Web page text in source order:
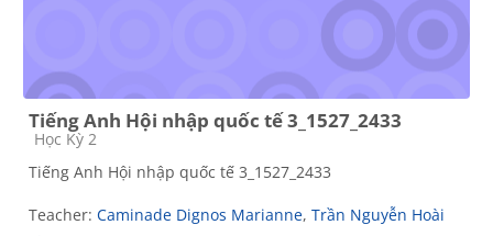
Tiếng Anh Hội nhập quốc tế 3_1527_2433
Course category
Học Kỳ 2
Tiếng Anh Hội nhập quốc tế 3_1527_2433
Teacher: Caminade Dignos Marianne, Trần Nguyễn Hoài